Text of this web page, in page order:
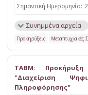
Σημαντική Ημερομηνία:
Συνημμένα αρχεία
Προκηρύξεις Μεταπτυχιακές
ΤΑΒΜ:
"Διαχείριση
Πληροφόρησης"